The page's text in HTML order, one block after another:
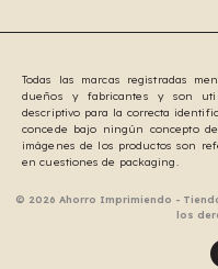
Todas las marcas registradas
dueños y fabricantes y son
descriptivo para la correcta
concede bajo ningún concepto
imágenes de los productos son
en cuestiones de packaging.
© 2026 Ahorro Imprimiendo -
los